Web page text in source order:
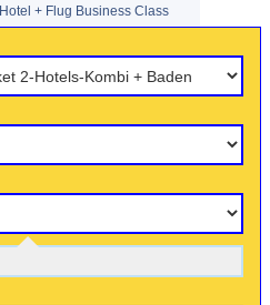
Hotel + Flug Business Class